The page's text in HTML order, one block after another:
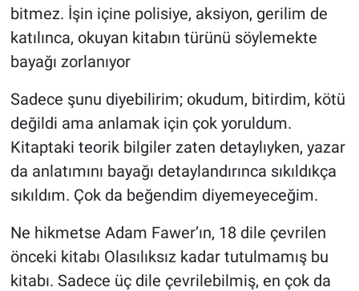
bitmez. İşin içine polisiye, aksiyon, gerilim de
katılınca, okuyan kitabın türünü söylemekte
bayağı zorlanıyor
Sadece şunu diyebilirim; okudum, bitirdim, kötü
değildi ama anlamak için çok yoruldum.
Kitaptaki teorik bilgiler zaten detaylıyken, yazar
da anlatımını bayağı detaylandırınca sıkıldıkça
sıkıldım. Çok da beğendim diyemeyeceğim.
Ne hikmetse Adam Fawer’ın, 18 dile çevrilen
önceki kitabı Olasılıksız kadar tutulmamış bu
kitabı. Sadece üç dile çevrilebilmiş, en çok da